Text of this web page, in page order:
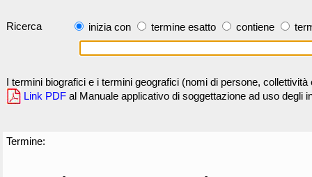
Ricerca inizia con termine esatto contiene
I termini biografici e i termini geografici (nomi di persone,
Link PDF al Manuale applicativo di soggettazione ad uso degli
Termine: